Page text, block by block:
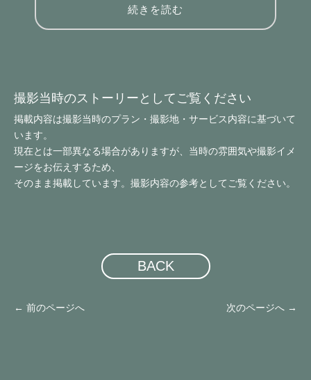
続きを読む
撮影当時のストーリーとしてご覧ください
掲載内容は撮影当時のプラン・撮影地・サービス内容に基づいて
います。
現在とは一部異なる場合がありますが、当時の雰囲気や撮影イメ
ージをお伝えするため、
そのまま掲載しています。撮影内容の参考としてご覧ください。
BACK
← 前のページへ 次のページへ →